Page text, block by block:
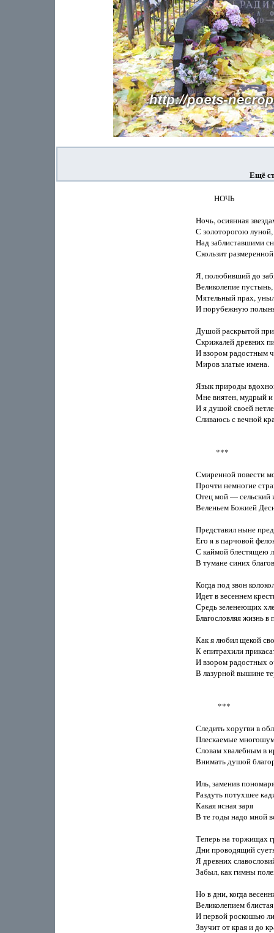
Ещё
          НОЧЬ
Ночь, осиянная
С золоторогою луной,
Над заблиставшими
Скользит
Я, полюбивший до
Великолепие пустынь,
Мятельный прах,
И порубежную
Душой раскрытой
Скрижалей древних
И взором радостным
Миров златые имена.
Язык природы
Мне внятен, мудрый и
И я душой своей
Сливаюсь с вечной
           ***
Смиренной повести
Прочти немногие
Отец мой — сельский
Веленьем Божией
Представил ныне
Его я в парчовой
С каймой блестящею
В тумане синих
Когда под звон
Идет в весеннем
Средь зеленеющих
Благословляя жизнь в
Как я любил щекой
К епитрахили
И взором радостных
В лазурной вышине
            ***
Следить хоругви в
Плескаемые
Словам хвалебным в
Внимать душой
Иль, заменив
Раздуть потухшее
Какая ясная заря
В те годы надо мной
Теперь на торжищах
Дни проводящий
Я древних
Забыл, как гимны
Но в дни, когда
Великолепием блистая
И первой роскошью
Звучит от края и до